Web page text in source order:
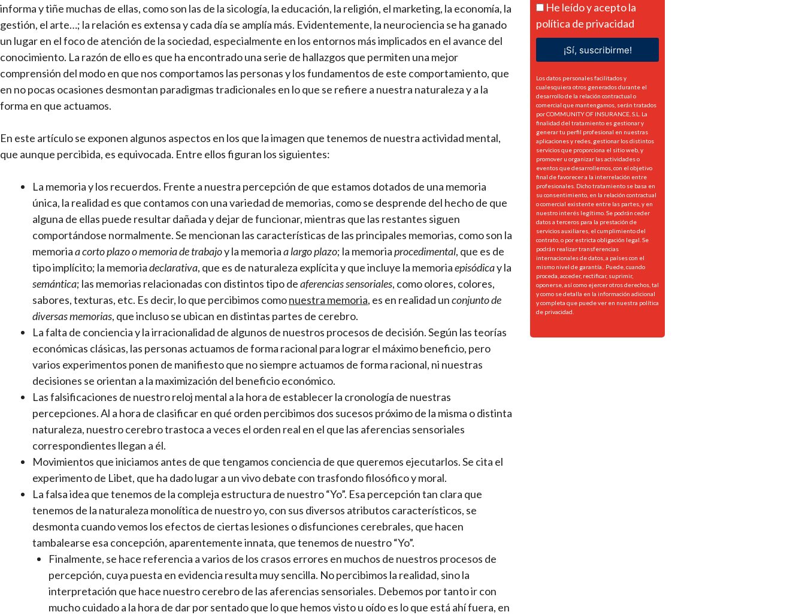
informa y tiñe muchas de ellas, como son las de la sicología, la educación, la religión, el marketing, la economía, la
gestión, el arte…; la relación es extensa y cada día se amplía más. Evidentemente, la neurociencia se ha ganado
un lugar en el foco de atención de la sociedad, especialmente en los entornos más implicados en el avance del
conocimiento. La razón de ello es que ha encontrado una serie de hallazgos que permiten una mejor
comprensión del modo en que nos comportamos las personas y los fundamentos de este comportamiento, que
en no pocas ocasiones desmontan paradigmas tradicionales en lo que se refiere a nuestra naturaleza y a la
forma en que actuamos.
En este artículo se exponen algunos aspectos en los que la imagen que tenemos de nuestra actividad mental,
que aunque percibida, es equivocada. Entre ellos figuran los siguientes:
La memoria y los recuerdos. Frente a nuestra percepción de que estamos dotados de una memoria
única, la realidad es que contamos con una variedad de memorias, como se desprende del hecho de que
alguna de ellas puede resultar dañada y dejar de funcionar, mientras que las restantes siguen
comportándose normalmente. Se mencionan las características de las principales memorias, como son la
memoriaa corto plazo o memoria de trabajoy la memoriaa largo plazo; la memoriaprocedimental, que es de
tipo implícito; la memoriadeclarativa, que es de naturaleza explícita y que incluye la memoriaepisódicay la
semántica; las memorias relacionadas con distintos tipo deaferencias sensoriales, como olores, colores,
sabores, texturas, etc. Es decir, lo que percibimos comonuestra memoria, es en realidad unconjunto de
diversas memorias, que incluso se ubican en distintas partes de cerebro.
La falta de conciencia y la irracionalidad de algunos de nuestros procesos de decisión. Según las teorías
económicas clásicas, las personas actuamos de forma racional para lograr el máximo beneficio, pero
varios experimentos ponen de manifiesto que no siempre actuamos de forma racional, ni nuestras
decisiones se orientan a la maximización del beneficio económico.
Las falsificaciones de nuestro reloj mental a la hora de establecer la cronología de nuestras
percepciones. Al a hora de clasificar en qué orden percibimos dos sucesos próximo de la misma o distinta
naturaleza, nuestro cerebro trastoca a veces el orden real en el que las aferencias sensoriales
correspondientes llegan a él.
Movimientos que iniciamos antes de que tengamos conciencia de que queremos ejecutarlos. Se cita el
experimento de Libet, que ha dado lugar a un vivo debate con trasfondo filosófico y moral.
La falsa idea que tenemos de la compleja estructura de nuestro “Yo”. Esa percepción tan clara que
tenemos de la naturaleza monolítica de nuestro yo, con sus diversos atributos característicos, se
desmonta cuando vemos los efectos de ciertas lesiones o disfunciones cerebrales, que hacen
tambalearse esa concepción, aparentemente innata, que tenemos de nuestro “Yo”.
Finalmente, se hace referencia a varios de los crasos errores en muchos de nuestros procesos de
percepción, cuya puesta en evidencia resulta muy sencilla. No percibimos la realidad, sino la
interpretación que hace nuestro cerebro de las aferencias sensoriales. Debemos por tanto ir con
mucho cuidado a la hora de dar por sentado que lo que hemos visto u oído es lo que está ahí fuera, en
He leído y acepto la
política de privacidad
¡Sí, suscribirme!
Los datos personales facilitados y
cualesquiera otros generados durante el
desarrollo de la relación contractual o
comercial que mantengamos, serán tratados
por COMMUNITY OF INSURANCE, S.L. La
finalidad del tratamiento es gestionar y
generar tu perfil profesional en nuestras
aplicaciones y redes, gestionar los distintos
servicios que proporciona el sitio web, y
promover u organizar las actividades o
eventos que desarrollemos, con el objetivo
final de favorecer a la interrelación entre
profesionales. Dicho tratamiento se basa en
su consentimiento, en la relación contractual
o comercial existente entre las partes, y en
nuestro interés legítimo. Se podrán ceder
datos a terceros para la prestación de
servicios auxiliares, el cumplimiento del
contrato, o por estricta obligación legal. Se
podrán realizar transferencias
internacionales de datos, a países con el
mismo nivel de garantía.. Puede, cuando
proceda, acceder, rectificar, suprimir,
oponerse, así como ejercer otros derechos, tal
y como se detalla en la información adicional
y completa que puede ver en nuestra política
de privacidad.